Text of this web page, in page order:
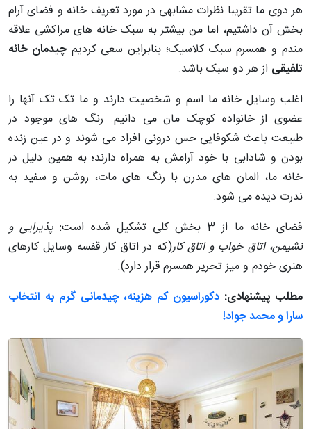
هر دوی ما تقریبا نظرات مشابهی در مورد تعریف خانه و فضای آرام
بخش آن داشتیم، اما من بیشتر به سبک خانه های مراکشی علاقه
مندم و همسرم سبک کلاسیک؛ بنابراین سعی کردیمچیدمان خانه
تلفیقی از هر دو سبک باشد.
اغلب وسایل خانه ما اسم و شخصیت دارند و ما تک تک آنها را
عضوی از خانواده کوچک مان می دانیم. رنگ های موجود در
طبیعت باعث شکوفایی حس درونی افراد می شوند و در عین زنده
بودن و شادابی با خود آرامش به همراه دارند؛ به همین دلیل در
خانه ما، المان های مدرن با رنگ های مات، روشن و سفید به
ندرت دیده می شود.
فضای خانه ما از 3 بخش کلی تشکیل شده است:
پذیرایی و
نشیمن، اتاق خواب و اتاق کار(که در اتاق کار قفسه وسایل کارهای
هنری خودم و میز تحریر همسرم قرار دارد).
مطلب پیشنهادی: دکوراسیون کم هزینه، چیدمانی گرم به انتخاب
سارا و محمد جواد!